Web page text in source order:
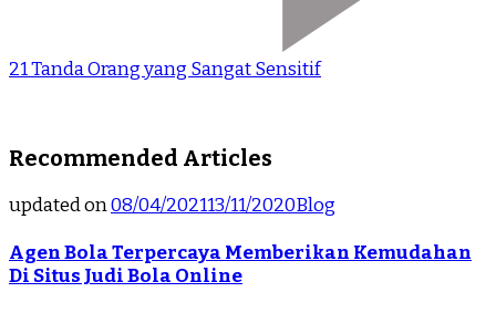
21 Tanda Orang yang Sangat Sensitif
Recommended Articles
updated on08/04/202113/11/2020Blog
Agen Bola Terpercaya Memberikan Kemudahan
Di Situs Judi Bola Online